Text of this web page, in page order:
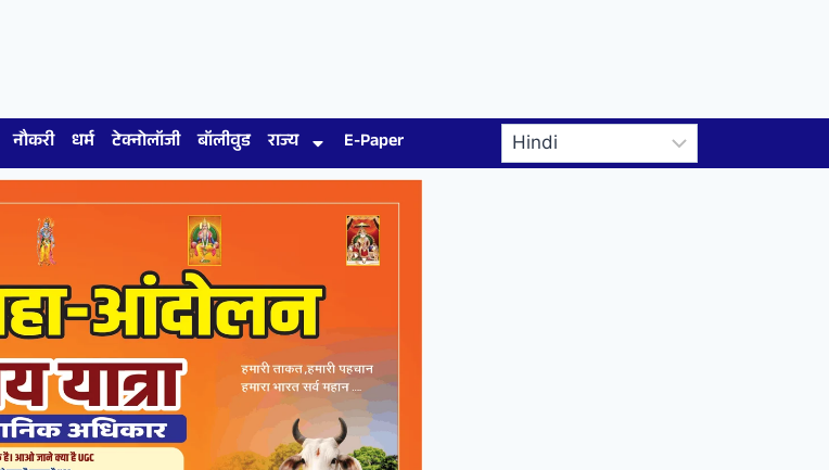
नौकरी धर्म टेक्नोलॉजी बॉलीवुड राज्य E-Paper